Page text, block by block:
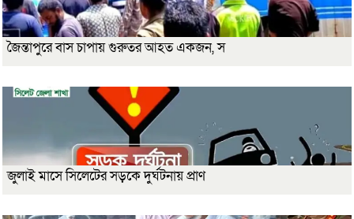
জৈন্তাপুরে বাস চাপায় গুরুতর আহত একজন, স
জুলাই মাসে সিলেটের সড়কে দুর্ঘটনায় প্রাণ